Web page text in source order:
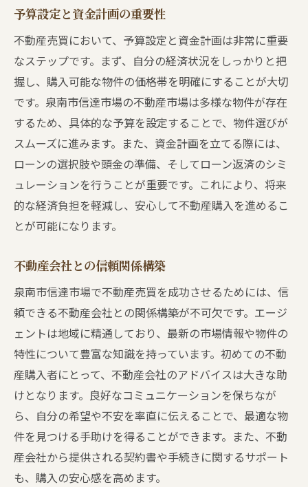
地域独自の生活環境を理解する
教育施設や公共サービスのアクセス状況
交通インフラと利便性の分析
周辺地域の開発計画の確認
自然環境と生活環境の調和
コミュニティ活動への参加方法
不動産購入初心者必見！信達市場での手続きの
流れ
物件見学から契約までのステップ
重要書類の準備と確認ポイント
契約締結とその後の手続き
引き渡しまでの最終チェックリスト
購入後のフォローアップサービス
泉南市の不動産売買で知っておくべき市場動向
最近の価格動向とその要因
需要と供給のバランス分析
投資先としての将来性評価
政府の政策や税制の影響
人口動態と住宅ニーズの変化
エコロジーやサステナビリティの影響
予算設定と資金計画の重要性
不動産売買において、予算設定と資金計画は非常に重要
なステップです。まず、自分の経済状況をしっかりと把
握し、購入可能な物件の価格帯を明確にすることが大切
です。泉南市信達市場の不動産市場は多様な物件が存在
するため、具体的な予算を設定することで、物件選びが
スムーズに進みます。また、資金計画を立てる際には、
ローンの選択肢や頭金の準備、そしてローン返済のシミ
ュレーションを行うことが重要です。これにより、将来
的な経済負担を軽減し、安心して不動産購入を進めるこ
とが可能になります。
不動産会社との信頼関係構築
泉南市信達市場で不動産売買を成功させるためには、信
頼できる不動産会社との関係構築が不可欠です。エージ
ェントは地域に精通しており、最新の市場情報や物件の
特性について豊富な知識を持っています。初めての不動
産購入者にとって、不動産会社のアドバイスは大きな助
けとなります。良好なコミュニケーションを保ちなが
ら、自分の希望や不安を率直に伝えることで、最適な物
件を見つける手助けを得ることができます。また、不動
産会社から提供される契約書や手続きに関するサポート
も、購入の安心感を高めます。